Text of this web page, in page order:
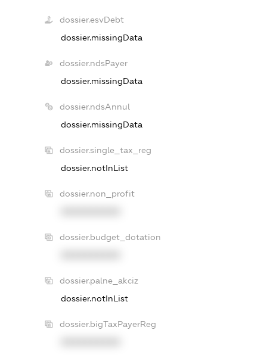
dossier.esvDebt
dossier.missingData
dossier.ndsPayer
dossier.missingData
dossier.ndsAnnul
dossier.missingData
dossier.single_tax_reg
dossier.notInList
dossier.non_profit
dossier.budget_dotation
dossier.palne_akciz
dossier.notInList
dossier.bigTaxPayerReg